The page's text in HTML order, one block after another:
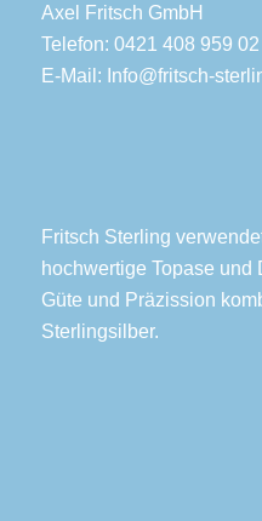
Axel Fritsch GmbH
Telefon: 0421 408 959 02
E-Mail: Info@fritsch-
Fritsch Sterling
hochwertige Topase und
Güte und Präzission
Sterlingsilber.